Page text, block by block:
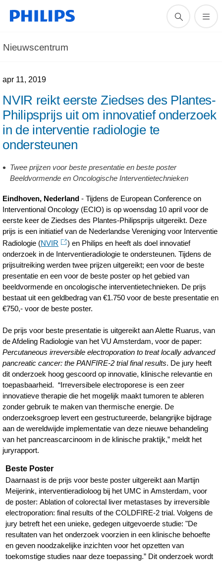
Nieuwscentrum
apr 11, 2019
NVIR reikt eerste Ziedses des Plantes-
Philipsprijs uit om innovatief onderzoek
in de interventie radiologie te
ondersteunen
Twee prijzen voor beste presentatie en beste poster
Beeldvormende en Oncologische Interventietechnieken
Eindhoven, Nederland - Tijdens de European Conference on
Interventional Oncology (ECIO) is op woensdag 10 april voor de
eerste keer de Ziedses des Plantes-Philipsprijs uitgereikt. Deze
prijs is een initiatief van de Nederlandse Vereniging voor Interventie
Radiologie (NVIR
) en Philips en heeft als doel innovatief
onderzoek in de Interventieradiologie te ondersteunen. Tijdens de
prijsuitreiking werden twee prijzen uitgereikt; een voor de beste
presentatie en een voor de beste poster op het gebied van
beeldvormende en oncologische interventietechnieken. De prijs
bestaat uit een geldbedrag van €1.750 voor de beste presentatie en
€750,- voor de beste poster.
De prijs voor beste presentatie is uitgereikt aan Alette Ruarus, van
de Afdeling Radiologie van het VU Amsterdam, voor de paper:
Percutaneous irreversible electroporation to treat locally advanced
pancreatic cancer: the PANFIRE-2 trial final results. De jury heeft
dit onderzoek hoog gescoord op innovatie, klinische relevantie en
toepasbaarheid. “Irreversibele electroporese is een zeer
innovatieve therapie die het mogelijk maakt tumoren te ableren
zonder gebruik te maken van thermische energie. De
onderzoeksgroep levert een gestructureerde, belangrijke bijdrage
aan de wereldwijde implementatie van deze nieuwe behandeling
van het pancreascarcinoom in de klinische praktijk,” meldt het
juryrapport.
Beste Poster
Daarnaast is de prijs voor beste poster uitgereikt aan Martijn
Meijerink, interventieradioloog bij het UMC in Amsterdam, voor
de poster: Ablation of colorectal liver metastases by irreversible
electroporation: final results of the COLDFIRE-2 trial. Volgens de
jury betreft het een unieke, gedegen uitgevoerde studie: "De
resultaten van het onderzoek voorzien in een klinische behoefte
en geven noodzakelijke inzichten voor het opzetten van
toekomstige studies naar deze toepassing.” Dit onderzoek wordt